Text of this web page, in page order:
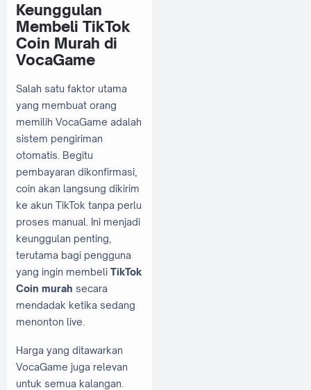
Keunggulan
Membeli TikTok
Coin Murah di
VocaGame
Salah satu faktor utama
yang membuat orang
memilih VocaGame adalah
sistem pengiriman
otomatis. Begitu
pembayaran dikonfirmasi,
coin akan langsung dikirim
ke akun TikTok tanpa perlu
proses manual. Ini menjadi
keunggulan penting,
terutama bagi pengguna
yang ingin membeli TikTok
Coin murah secara
mendadak ketika sedang
menonton live.
Harga yang ditawarkan
VocaGame juga relevan
untuk semua kalangan.